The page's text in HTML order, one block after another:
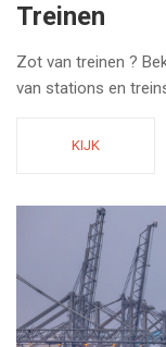
Treinen
Zot van treinen ?
van stations en
KIJK